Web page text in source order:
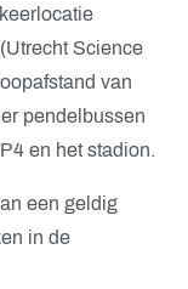
Science
van
pendelbussen
en het stadion.
een geldig
in de